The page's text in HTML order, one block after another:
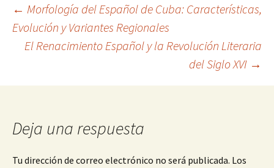
Navegación
de
entradas
← Morfología del Español de Cuba: Características,
Evolución y Variantes Regionales
El Renacimiento Español y la Revolución Literaria
del Siglo XVI →
Deja una respuesta
Tu dirección de correo electrónico no será publicada. Los